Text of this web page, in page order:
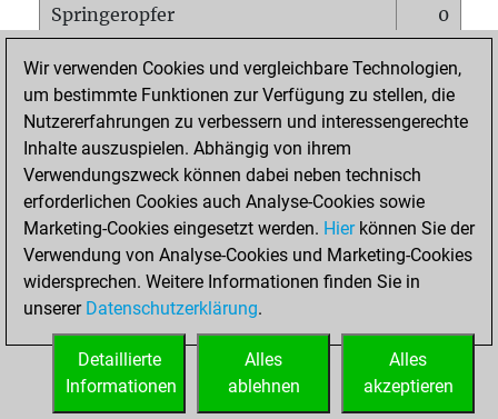
Springeropfer
0
Matt auf vollem Brett
0
Bauer setzt Matt
0
Erstickte Matts
Unterverwandlungen
Türme auf der siebten
0
STARTSEITE
Wir verwenden Cookies und vergleichbare Technologien,
um bestimmte Funktionen zur Verfügung zu stellen, die
Nutzererfahrungen zu verbessern und interessengerechte
Inhalte auszuspielen. Abhängig von ihrem
Verwendungszweck können dabei neben technisch
erforderlichen Cookies auch Analyse-Cookies sowie
Marketing-Cookies eingesetzt werden. Hierkönnen Sie der
Verwendung von Analyse-Cookies und Marketing-Cookies
widersprechen. Weitere Informationen finden Sie in
unserer Datenschutzerklärung.
Alles
akzeptieren
Alles
ablehnen
Detaillierte
Informationen